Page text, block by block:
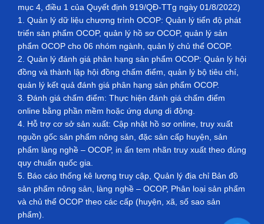
mục 4, điều 1 của Quyết định 919/QĐ-TTg ngày 01/8/2022)
1. Quản lý dữ liệu chương trình OCOP: Quản lý tiến độ phát
triển sản phẩm OCOP, quản lý hồ sơ OCOP, quản lý sản
phẩm OCOP cho 06 nhóm ngành, quản lý chủ thể OCOP.
2. Quản lý đánh giá phân hạng sản phẩm OCOP: Quản lý hội
đồng và thành lập hội đồng chấm điểm, quản lý bộ tiêu chí,
quản lý kết quả đánh giá phân hạng sản phẩm OCOP.
3. Đánh giá chấm điểm: Thực hiện đánh giá chấm điểm
online bằng phần mềm hoặc ứng dụng di động.
4. Hỗ trợ cơ sở sản xuất: Cập nhật hồ sơ online, truy xuất
nguồn gốc sản phẩm nông sản, đặc sản cấp huyện, sản
phẩm làng nghề – OCOP, in ấn tem nhãn truy xuất theo đúng
quy chuẩn quốc gia.
5. Báo cáo thống kê lượng truy cập, Quản lý địa chỉ Bản đồ
sản phẩm nông sản, làng nghề – OCOP, Phân loại sản phẩm
và chủ thể OCOP theo các cấp (huyện, xã, số sao sản
phẩm).